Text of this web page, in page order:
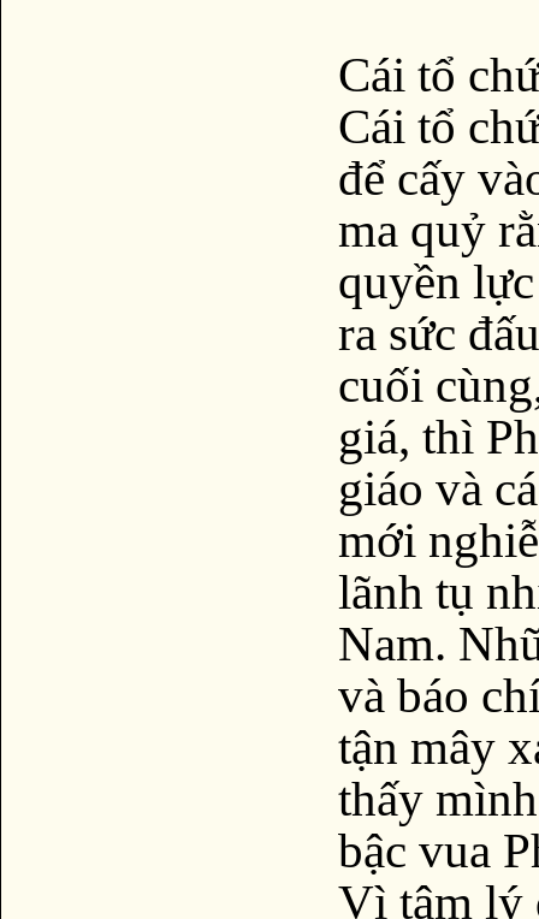
Cái tổ
Cái tổ
để cấy
ma quỷ
quyền
ra sức
cuối
giá, thì
giáo và
mới
lãnh tụ
Nam.
và báo
tận mây
thấy
bậc vua
Vì tâm lý